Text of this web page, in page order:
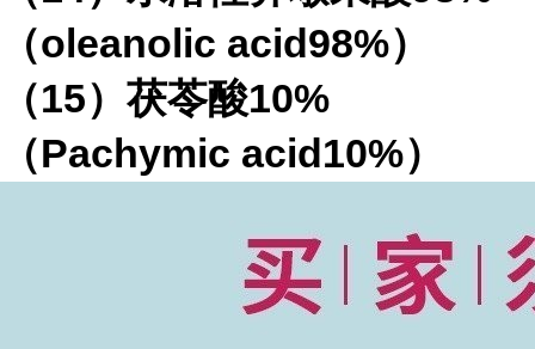
（oleanolic acid98%）
（15）茯苓酸10%
（Pachymic acid10%）